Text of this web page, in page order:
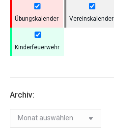
Übungskalender Vereinskalender
Kinderfeuerwehr
Archiv:
Archiv: